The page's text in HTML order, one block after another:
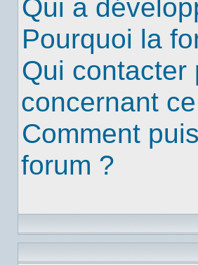
Qui a
Pourquoi la
Qui contacter
concernant
Comment
forum ?